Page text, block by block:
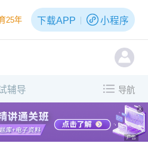
25年 下载APP 小程序
辅导 导航
X
广告